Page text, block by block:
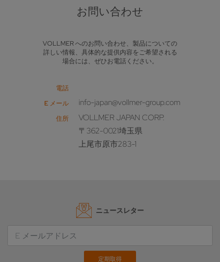
お問い合わせ
VOLLMER へのお問い合わせ、製品についての
詳しい情報、具体的な提供内容をご希望される
場合には、ぜひお電話ください。
電話
E メール
info-japan@vollmer-group.com
住所
VOLLMER JAPAN CORP.
〒362-0021埼玉県
上尾市原市283-1
ニュースレター